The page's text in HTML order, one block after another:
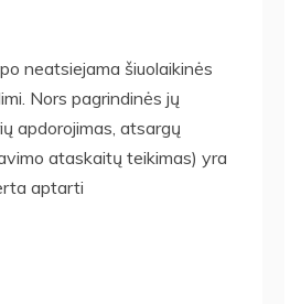
neatsiejama šiuolaikinės
Nors pagrindinės jų
apdorojimas, atsargų
ataskaitų teikimas) yra
aptarti